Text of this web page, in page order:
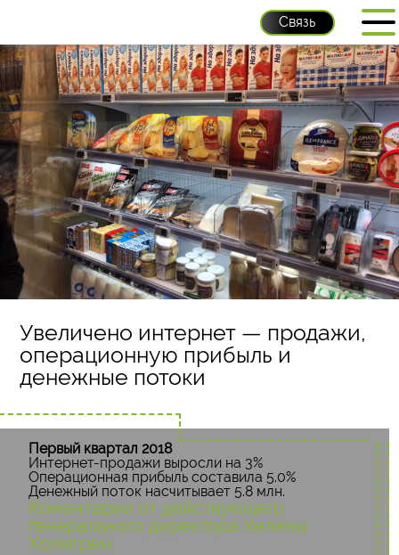
Связь
Увеличено интернет — продажи,
операционную прибыль и
денежные потоки
Первый квартал 2018
Интернет-продажи выросли на 3%
Операционная прибыль составила 5.0%
Денежный поток насчитывает 5.8 млн.
Коментарии от действующего
генерального директора Хелены
Холмгрен: